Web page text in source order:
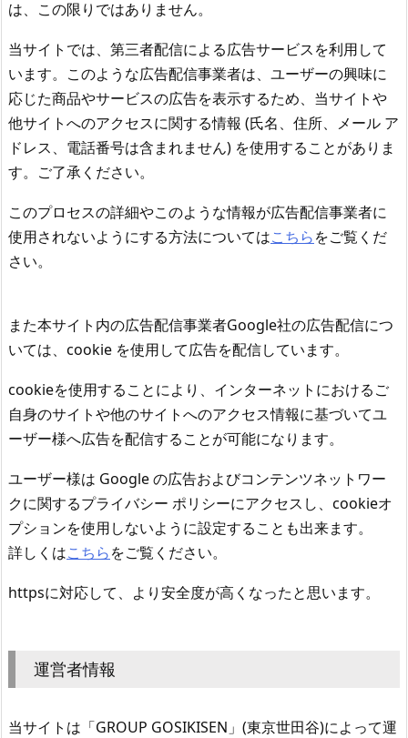
は、この限りではありません。
当サイトでは、第三者配信による広告サービスを利用して
います。このような広告配信事業者は、ユーザーの興味に
応じた商品やサービスの広告を表示するため、当サイトや
他サイトへのアクセスに関する情報 (氏名、住所、メール ア
ドレス、電話番号は含まれません) を使用することがありま
す。ご了承ください。
このプロセスの詳細やこのような情報が広告配信事業者に
使用されないようにする方法についてはこちらをご覧くだ
さい。
また本サイト内の広告配信事業者Google社の広告配信につ
いては、cookie を使用して広告を配信しています。
cookieを使用することにより、インターネットにおけるご
自身のサイトや他のサイトへのアクセス情報に基づいてユ
ーザー様へ広告を配信することが可能になります。
ユーザー様は Google の広告およびコンテンツネットワー
クに関するプライバシー ポリシーにアクセスし、cookieオ
プションを使用しないように設定することも出来ます。
詳しくはこちらをご覧ください。
httpsに対応して、より安全度が高くなったと思います。
運営者情報
当サイトは「GROUP GOSIKISEN」(東京世田谷)によって運